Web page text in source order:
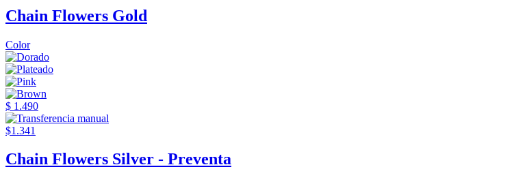
Chain Flowers Gold
Color
$ 1.490
$1.341
Chain Flowers Silver - Preventa